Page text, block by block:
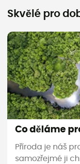
Skvělé pro
Co děláme
Příroda je náš
samozřejmé ji